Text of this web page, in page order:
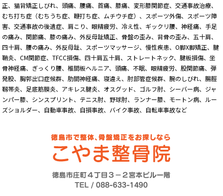
正、猫背矯正しびれ、頭痛、腰痛、首痛、膝痛、変形膝関節症、交通事故治療、
むち打ち症（むちうち症、鞭打ち症、ムチウチ症）、スポーツ外傷、スポーツ障
害、交通事故の後遺症、肩こり、眼精疲労、冷え性、ギックリ腰、神経痛、手足
の痛み、関節痛、膝の痛み、外反母趾矯正、骨盤の歪み、背骨の歪み、五十肩、
四十肩、腰の痛み、外反母趾、スポーツマッサージ、慢性疾患、O脚X脚矯正、腱
鞘炎、CM関節症、TFCC損傷、四十肩五十肩、ストレートネック、腱板損傷、坐
骨神経痛、ぎっくり腰、椎間板ヘルニア、頭痛、不眠、眼精疲労、股関節痛、弾
発股、胸郭出口症候群、肋間神経痛、寝違え、肘部管症候群、腕のしびれ、腸脛
靱帯炎、足底筋膜炎、アキレス腱炎、オスグッド、ゴルフ肘、シーバー病、ジャ
ンパー膝、シンスプリント、テニス肘、野球肘、ランナー膝、モートン病、ルー
ズショルダー、自動車事故、自損事故、バイク事故、自転車事故など